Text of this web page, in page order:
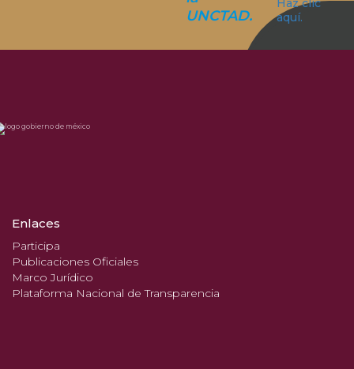
UNCTAD.
Haz clic
aquí.
Enlaces
Participa
Publicaciones Oficiales
Marco Jurídico
Plataforma Nacional de Transparencia